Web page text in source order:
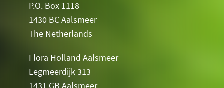
P.O. Box 1118
1430 BC Aalsmeer
The Netherlands
Flora Holland Aalsmeer
Legmeerdijk 313